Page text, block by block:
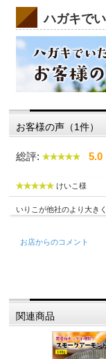
ハガキで
お客様の声（1件）
総評: 5.0
けいこ様
いりこが他社のより大き
お店からのコメント
関連商品